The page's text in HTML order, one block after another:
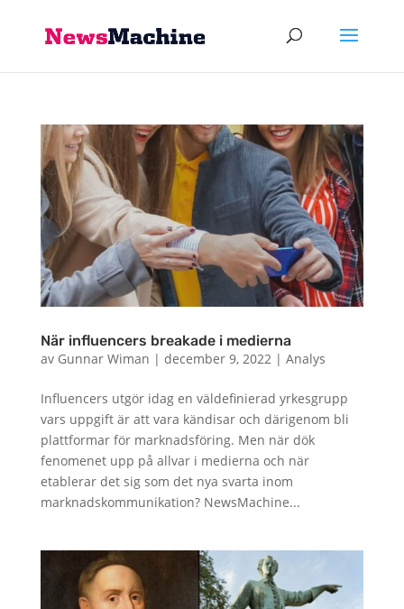
När influencers breakade i medierna
av Gunnar Wiman | december 9, 2022| Analys
Influencers utgör idag en väldefinierad yrkesgrupp
vars uppgift är att vara kändisar och därigenom bli
plattformar för marknadsföring. Men när dök
fenomenet upp på allvar i medierna och när
etablerar det sig som det nya svarta inom
marknadskommunikation? NewsMachine...